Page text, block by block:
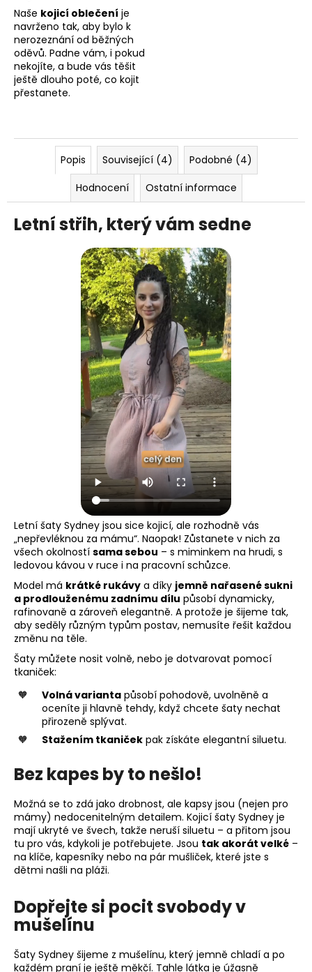
Naše kojicí oblečení je
navrženo tak, aby bylo k
nerozeznání od běžných
oděvů. Padne vám, i pokud
nekojíte, a bude vás těšit
ještě dlouho poté, co kojit
přestanete.
Popis Související (4)
Podobné (4)
Hodnocení
Ostatní informace
Letní střih, který vám sedne
Letní šaty Sydney jsou sice kojicí, ale rozhodně vás
„nepřevléknou za mámu“. Naopak! Zůstanete v nich za
všech okolností sama sebou – s miminkem na hrudi, s
ledovou kávou v ruce i na pracovní schůzce.
Model má krátké rukávy a díky jemně nařasené sukni
a prodlouženému zadnímu dílu působí dynamicky,
rafinovaně a zároveň elegantně. A protože je šijeme tak,
aby seděly různým typům postav, nemusíte řešit každou
změnu na těle.
Šaty můžete nosit volně, nebo je dotvarovat pomocí
tkaniček:
Volná varianta působí pohodově, uvolněně a
oceníte ji hlavně tehdy, když chcete šaty nechat
přirozeně splývat.
Stažením tkaniček pak získáte elegantní siluetu.
Bez kapes by to nešlo!
Možná se to zdá jako drobnost, ale kapsy jsou (nejen pro
mámy) nedocenitelným detailem. Kojicí šaty Sydney je
mají ukryté ve švech, takže neruší siluetu – a přitom jsou
tu pro vás, kdykoli je potřebujete. Jsou tak akorát velké –
na klíče, kapesníky nebo na pár mušliček, které jste s
dětmi našli na pláži.
Dopřejte si pocit svobody v
mušelínu
Šaty Sydney šijeme z mušelínu, který jemně chladí a po
každém praní je ještě měkčí. Tahle látka je úžasně